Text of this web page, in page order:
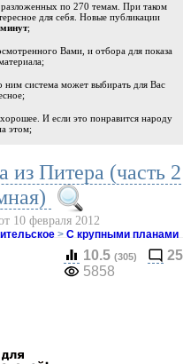
по 270 темам. При таком
для себя. Новые публикации
;
Вами, и отбора для показа
ним система может выбирать для Вас
И если это понравится народу
этом;
из Питера (часть 2
10 февраля 2012
> С крупными планами
10.5 (305)
25
5858